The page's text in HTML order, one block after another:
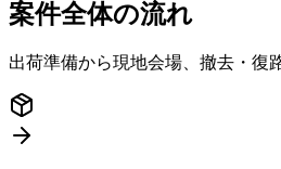
案件全体の流れ
出荷準備から現地会場、撤去・復